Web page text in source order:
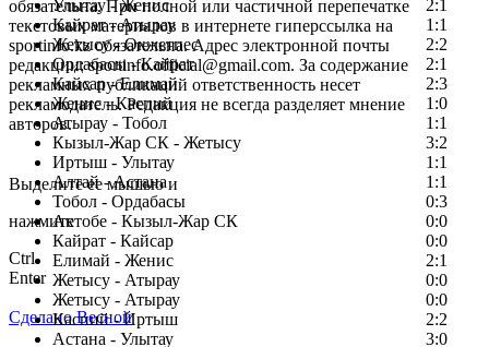
Улытау - Женис
2:1
Кайрат - Атырау
1:1
Жетысу - Окжетпес
2:2
Ордабасы - Кайрат
2:1
Кайсар - Елимай
2:3
Женис - Каспий
1:0
Атырау - Тобол
1:1
Кызыл-Жар СК - Жетысу
3:2
Иртыш - Улытау
1:1
Алтай - Астана
1:1
Тобол - Ордабасы
0:3
Актобе - Кызыл-Жар СК
0:0
Кайрат - Кайсар
0:0
Елимай - Женис
2:1
Жетысу - Атырау
0:0
Жетысу - Атырау
0:0
Каспий - Иртыш
2:2
Астана - Улытау
3:0
обязательна. При полной или частичной перепечатке
текстовых материалов в интернете гиперссылка на
sportinfo.kz обязательна. Адрес электронной почты
редакции: sportinfo.official@gmail.com. За содержание
рекламных публикаций ответственность несет
рекламодатель. Редакция не всегда разделяет мнение
авторов.
Заметили ошибку в тексте?
Выделите ее мышью и
нажмите
Ctrl
Enter
Сделано Весной